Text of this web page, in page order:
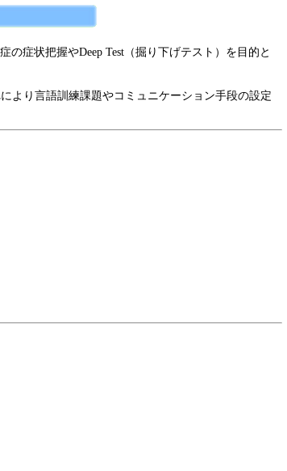
症状把握やDeep Test（掘り下げテスト）を目的と
より言語訓練課題やコミュニケーション手段の設定